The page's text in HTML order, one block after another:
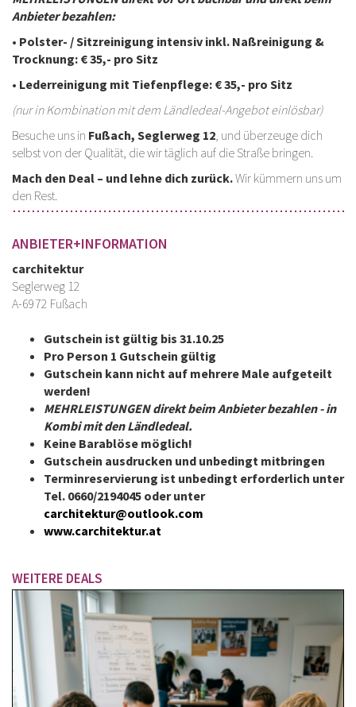
Anbieter bezahlen:
• Polster- / Sitzreinigung intensiv inkl. Naßreinigung &
Trocknung: € 35,- pro Sitz
• Lederreinigung mit Tiefenpflege: € 35,- pro Sitz
(nur in Kombination mit dem Ländledeal-Angebot einlösbar)
Besuche uns in Fußach, Seglerweg 12, und überzeuge dich
selbst von der Qualität, die wir täglich auf die Straße bringen.
Mach den Deal – und lehne dich zurück.Wir kümmern uns um
den Rest.
ANBIETER+INFORMATION
carchitektur
Seglerweg 12
A-6972 Fußach
Gutschein ist gültig bis 31.10.25
Pro Person 1 Gutschein gültig
Gutschein kann nicht auf mehrere Male aufgeteilt
werden!
MEHRLEISTUNGEN direkt beim Anbieter bezahlen - in
Kombi mit den Ländledeal.
Keine Barablöse möglich!
Gutschein ausdrucken und unbedingt mitbringen
Terminreservierung ist unbedingt erforderlich unter
Tel. 0660/2194045 oder unter
carchitektur@outlook.com
www.carchitektur.at
WEITERE DEALS